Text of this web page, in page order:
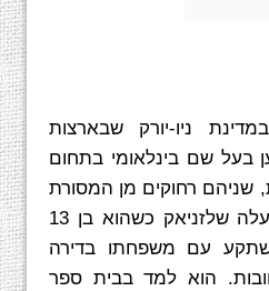
ניו-יורק שבארצות
בעל שם בינלאומי בתחום
שניהם רחוקים מן המסורת
היהודית. בשנת 1951 עלה שלזניאק כשהוא בן 13
עם משפחתו בדירה
הוא למד בבית ספר